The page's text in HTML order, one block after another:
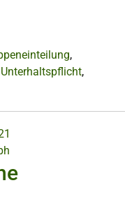
,
Unterhaltspflicht,